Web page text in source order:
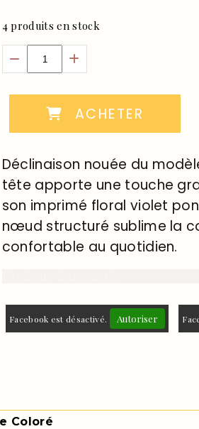
4 produits en stock
ACHETER
Déclinaison nouée du
tête apporte une touche
son imprimé floral violet
nœud structuré sublime la
confortable au quotidien.
Facebook est désactivé. Autoriser
Coloré